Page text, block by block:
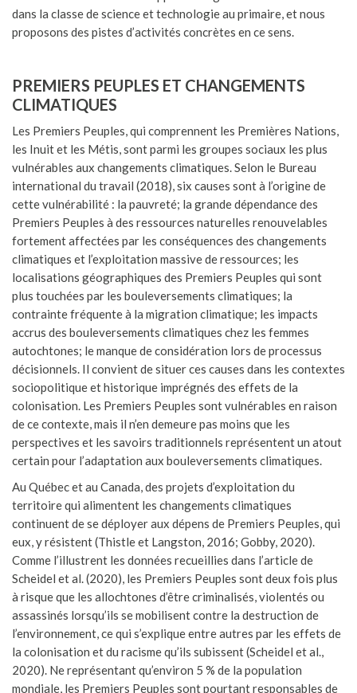
dans la classe de science et technologie au primaire, et nous
proposons des pistes d’activités concrètes en ce sens.
PREMIERS PEUPLES ET CHANGEMENTS
CLIMATIQUES
Les Premiers Peuples, qui comprennent les Premières Nations,
les Inuit et les Métis, sont parmi les groupes sociaux les plus
vulnérables aux changements climatiques. Selon le Bureau
international du travail (2018), six causes sont à l’origine de
cette vulnérabilité : la pauvreté; la grande dépendance des
Premiers Peuples à des ressources naturelles renouvelables
fortement affectées par les conséquences des changements
climatiques et l’exploitation massive de ressources; les
localisations géographiques des Premiers Peuples qui sont
plus touchées par les bouleversements climatiques; la
contrainte fréquente à la migration climatique; les impacts
accrus des bouleversements climatiques chez les femmes
autochtones; le manque de considération lors de processus
décisionnels. Il convient de situer ces causes dans les contextes
sociopolitique et historique imprégnés des effets de la
colonisation. Les Premiers Peuples sont vulnérables en raison
de ce contexte, mais il n’en demeure pas moins que les
perspectives et les savoirs traditionnels représentent un atout
certain pour l’adaptation aux bouleversements climatiques.
Au Québec et au Canada, des projets d’exploitation du
territoire qui alimentent les changements climatiques
continuent de se déployer aux dépens de Premiers Peuples, qui
eux, y résistent (Thistle et Langston, 2016; Gobby, 2020).
Comme l’illustrent les données recueillies dans l’article de
Scheidel et al. (2020), les Premiers Peuples sont deux fois plus
à risque que les allochtones d’être criminalisés, violentés ou
assassinés lorsqu’ils se mobilisent contre la destruction de
l’environnement, ce qui s’explique entre autres par les effets de
la colonisation et du racisme qu’ils subissent (Scheidel et al.,
2020). Ne représentant qu’environ 5 % de la population
mondiale, les Premiers Peuples sont pourtant responsables de